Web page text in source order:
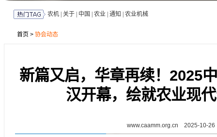
农机| 关于| 中国 农业| 通知 农业机械
首页 > 协会动态
新篇又启，华章再续！2025
汉开幕，绘就农业现
www.caamm.org.cn 2025-10-26